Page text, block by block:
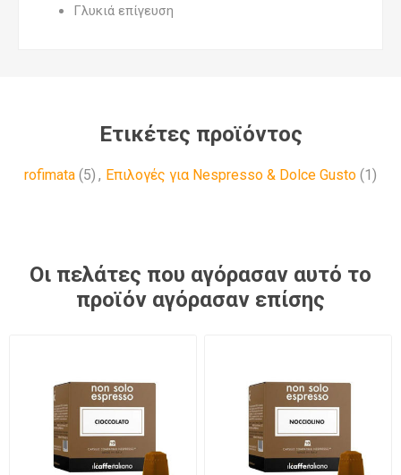
Γλυκιά επίγευση
Ετικέτες προϊόντος
rofimata (5) , Επιλογές για Nespresso & Dolce Gusto (1)
Οι πελάτες που αγόρασαν αυτό το
προϊόν αγόρασαν επίσης